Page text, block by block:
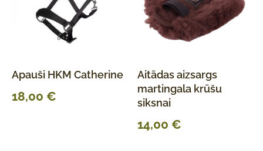
Apauši HKM Catherine
18,00 €
Aitādas aizsargs
martingala krūšu
siksnai
14,00 €